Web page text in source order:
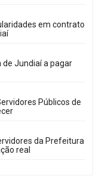
em contrato
Jundiaí a pagar
Públicos de
da Prefeitura
real